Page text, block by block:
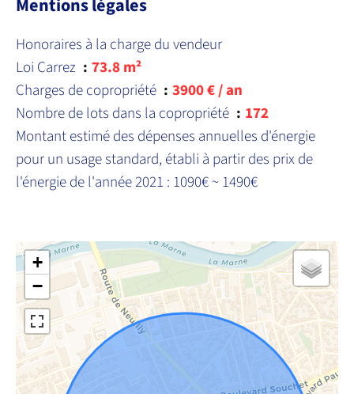
Mentions légales
Honoraires à la charge du vendeur
Loi Carrez
73.8 m²
Charges de copropriété
3900 € / an
Nombre de lots dans la copropriété
172
Montant estimé des dépenses annuelles d'énergie
pour un usage standard, établi à partir des prix de
l'énergie de l'année 2021 : 1090€ ~ 1490€
+
−